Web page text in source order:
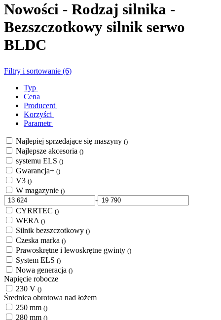
Nowości - Rodzaj silnika -
Bezszczotkowy silnik serwo
BLDC
Filtry i sortowanie (6)
Typ
Cena
Producent
Korzyści
Parametr
Najlepiej sprzedające się maszyny ()
Najlepsze akcesoria ()
systemu ELS ()
Gwarancja+ ()
V3 ()
W magazynie ()
-
CYRRTEC ()
WERA ()
Silnik bezszczotkowy ()
Czeska marka ()
Prawoskrętne i lewoskrętne gwinty ()
System ELS ()
Nowa generacja ()
Napięcie robocze
230 V ()
Średnica obrotowa nad łożem
250 mm ()
280 mm ()